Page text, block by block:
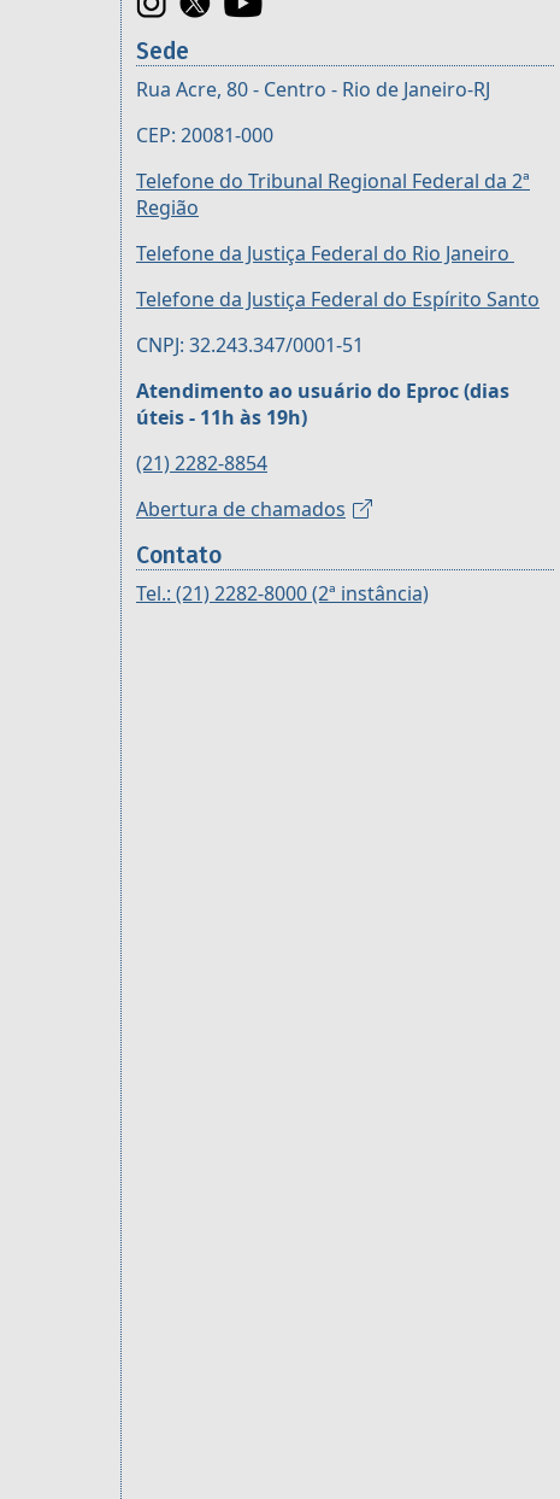
Sede
Rua Acre, 80 - Centro - Rio de Janeiro-RJ
CEP: 20081-000
Telefone do Tribunal Regional Federal da 2ª
Região
Telefone da Justiça Federal do Rio Janeiro
Telefone da Justiça Federal do Espírito Santo
CNPJ: 32.243.347/0001-51
Atendimento ao usuário do Eproc (dias
úteis - 11h às 19h)
(21) 2282-8854
Abertura de chamados
Contato
Tel.: (21) 2282-8000 (2ª instância)